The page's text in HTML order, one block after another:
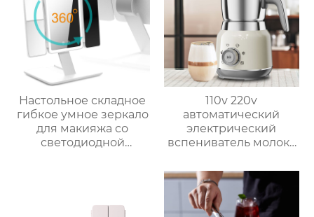
Настольное складное
гибкое умное зеркало
для макияжа со
светодиодной
110v 220v
автоматический
электрический
вспениватель молока
молока машина для
приготовления
горячего шоколада